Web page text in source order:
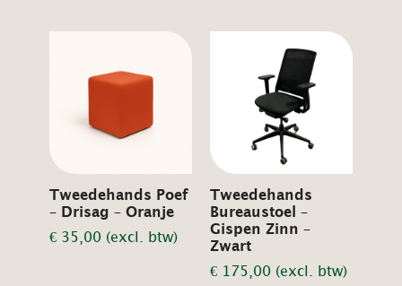
Tweedehands Poef
– Drisag – Oranje
€ 35,00 (excl. btw)
Tweedehands
Bureaustoel –
Gispen Zinn –
Zwart
€ 175,00 (excl. btw)